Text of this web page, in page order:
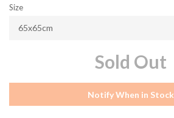
Size
Sold Out
Notify When in Stock